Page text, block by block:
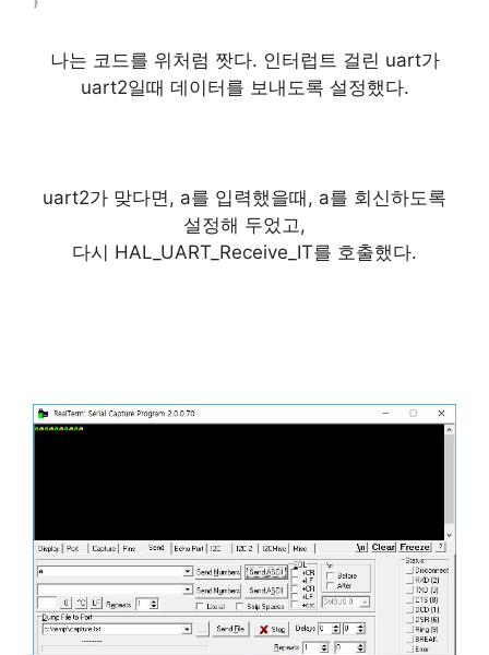
나는 코드를 위처럼 짯다. 인터럽트 걸린 uart가
uart2일때 데이터를 보내도록 설정했다.
uart2가 맞다면, a를 입력했을때, a를 회신하도록
설정해 두었고,
다시 HAL_UART_Receive_IT를 호출했다.